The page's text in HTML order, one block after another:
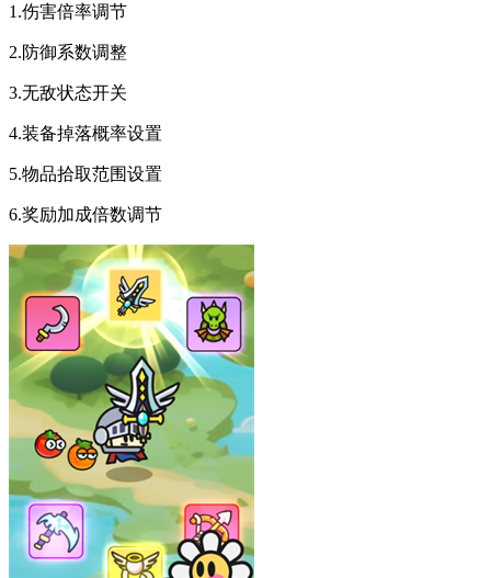
1.伤害倍率调节
2.防御系数调整
3.无敌状态开关
4.装备掉落概率设置
5.物品拾取范围设置
6.奖励加成倍数调节